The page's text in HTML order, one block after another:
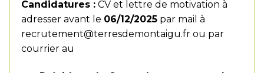
Candidatures : CV et lettre de motivation à
adresser avant le 06/12/2025 par mail à
recrutement@terresdemontaigu.fr ou par
courrier au